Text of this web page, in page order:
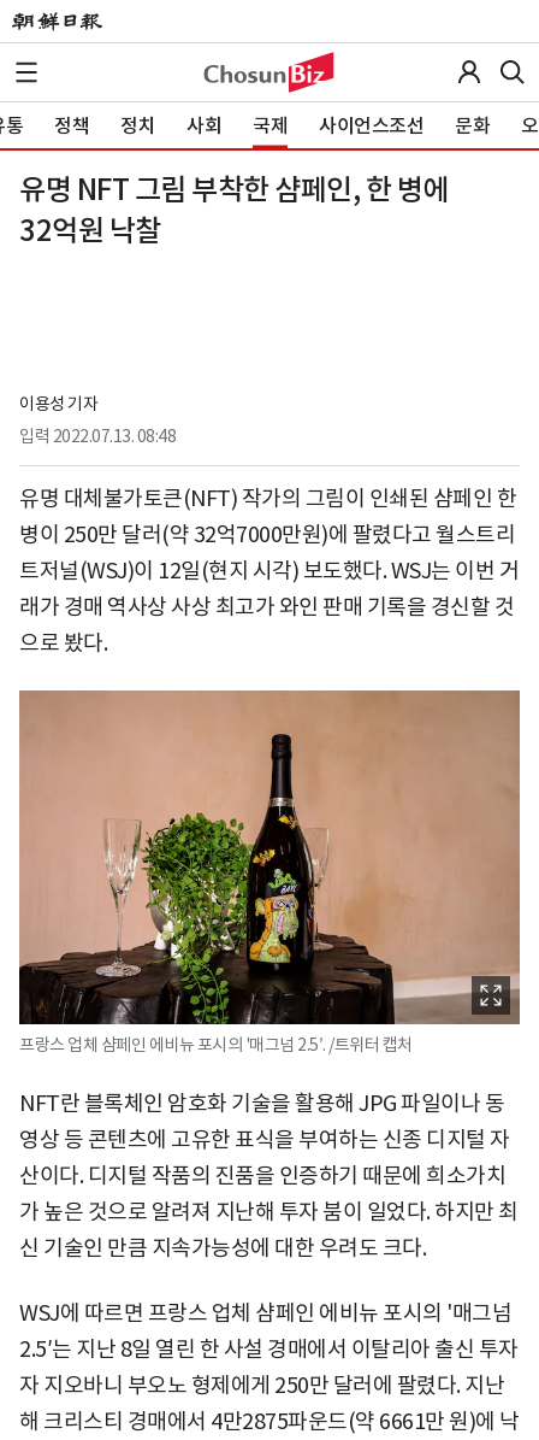
통 정책 정치 사회 국제 사이언스조선 문화
유명 NFT 그림 부착한 샴페인, 한 병에
32억원 낙찰
이용성 기자
입력 2022.07.13. 08:48
유명 대체불가토큰(NFT) 작가의 그림이 인쇄된 샴페인 한
병이 250만 달러(약 32억7000만원)에 팔렸다고 월스트리
트저널(WSJ)이 12일(현지 시각) 보도했다. WSJ는 이번 거
래가 경매 역사상 사상 최고가 와인 판매 기록을 경신할 것
으로 봤다.
프랑스 업체 샴페인 에비뉴 포시의 '매그넘 2.5′. /트위터 캡처
NFT란 블록체인 암호화 기술을 활용해 JPG 파일이나 동
영상 등 콘텐츠에 고유한 표식을 부여하는 신종 디지털 자
산이다. 디지털 작품의 진품을 인증하기 때문에 희소가치
가 높은 것으로 알려져 지난해 투자 붐이 일었다. 하지만 최
신 기술인 만큼 지속가능성에 대한 우려도 크다.
WSJ에 따르면 프랑스 업체 샴페인 에비뉴 포시의 '매그넘
2.5′는 지난 8일 열린 한 사설 경매에서 이탈리아 출신 투자
자 지오바니 부오노 형제에게 250만 달러에 팔렸다. 지난
해 크리스티 경매에서 4만2875파운드(약 6661만 원)에 낙